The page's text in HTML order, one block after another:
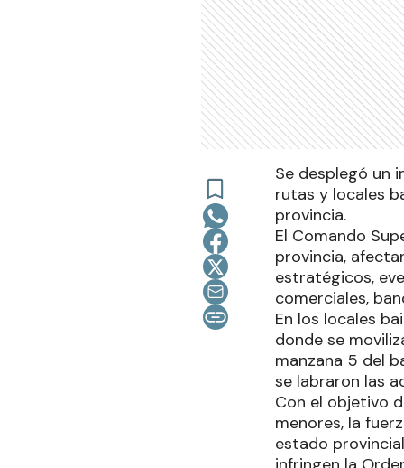
Se desplegó un
rutas y locales
provincia.
El Comando
provincia,
estratégicos,
comerciales,
En los locales
donde se
manzana 5 del
se labraron las
Con el objetivo
menores, la
estado